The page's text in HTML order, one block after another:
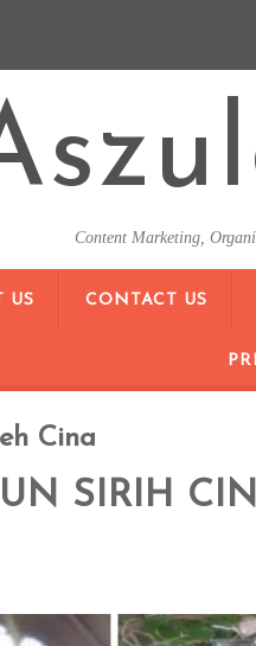
Content Marketing,
US CONTACT US
Cina
SIRIH